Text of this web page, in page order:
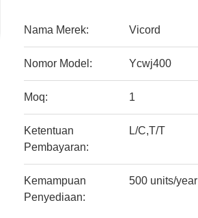
Nama Merek: Vicord
Nomor Model: Ycwj400
Moq: 1
Ketentuan
Pembayaran:
L/C,T/T
Kemampuan
Penyediaan:
500 units/year